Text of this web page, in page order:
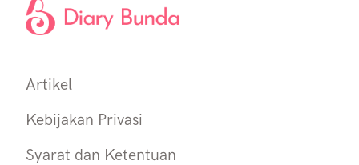
Artikel
Kebijakan Privasi
Syarat dan Ketentuan